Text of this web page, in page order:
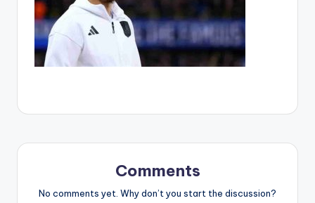
Comments
No comments yet. Why don’t you start the discussion?